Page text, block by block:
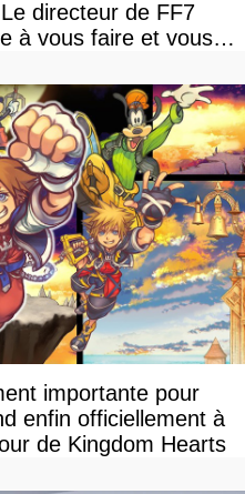
directeur de FF7
à vous faire et vous
importante pour
enfin officiellement à
de Kingdom Hearts